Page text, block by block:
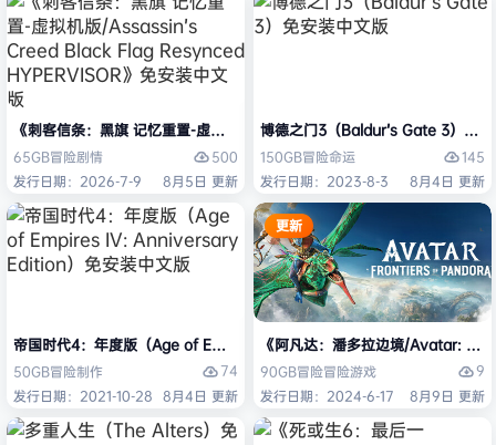
《刺客信条：黑旗 记忆重置-虚拟机版/Assassin’s Creed Black Flag
65GB冒险剧情
500
发行日期：2026-7-9
8月5日 更新
博德之门3（Baldur’s Gate 3）免安
150GB冒险命运
145
发行日期：2023-8-3
8月4日 更新
帝国时代4：年度版（Age of Empires IV: Anniversary Edition）免安装
50GB冒险制作
74
发行日期：2021-10-28 8月4日 更新
更新
《阿凡达：潘多拉边境/Avatar:
90GB冒险冒险游戏
9
发行日期：2024-6-17
8月9日 更新